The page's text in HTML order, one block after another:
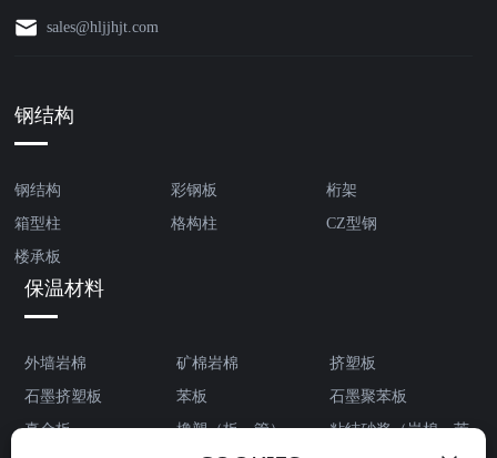
sales@hljjhjt.com
钢结构
钢结构 彩钢板
桁架
箱型柱
格构柱
CZ型钢
楼承板
保温材料
外墙岩棉 矿棉岩棉
挤塑板
石墨挤塑板
苯板
石墨聚苯板
真金板
橡塑（板、管）
粘结砂浆（岩棉、苯